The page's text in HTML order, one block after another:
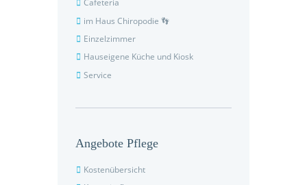
Cafeteria
im Haus Chiropodie 👣
Einzelzimmer
Hauseigene Küche und Kiosk
Service
Angebote Pflege
Kostenübersicht